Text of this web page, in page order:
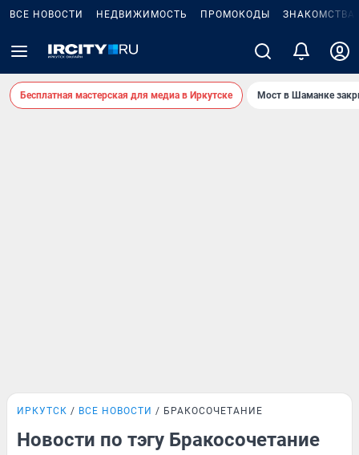
ВСЕ НОВОСТИ НЕДВИЖИМОСТЬ ПРОМОКОДЫ ЗНАКОМСТВА
Бесплатная мастерская для медиа в Иркутске Мост в Шаманке
ИРКУТСК ВСЕ НОВОСТИ БРАКОСОЧЕТАНИЕ
Новости по тэгу Бракосочетание